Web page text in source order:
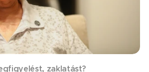
zaklatást?